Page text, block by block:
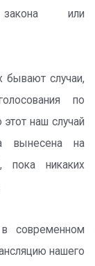
закона или
бывают случаи,
по
наш случай
вынесена на
никаких
современном
нашего